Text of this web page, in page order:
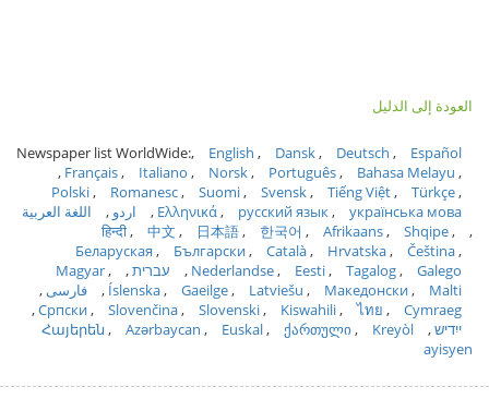
العودة إلى الدليل
Newspaper list WorldWide: English Dansk Deutsch
Español
Français
Italiano Norsk Português
Bahasa Melayu
Polski
Romanesc Suomi Svensk Tiếng Việt
Türkçe
Ελληνικά
русский язык українська мова اردو
اللغة العربية
हिन्दी
中文 日本語 한국어 Afrikaans
Shqipe
Беларуская
Български Català Hrvatska
Čeština
Nederlandse
Eesti Tagalog Galego עברית
Magyar
Íslenska
Gaeilge Latviešu Македонски Malti
فارسی
Српски
Slovenčina Slovenski Kiswahili ไทย
Cymraeg
ייִדיש
Հայերեն Azərbaycan Euskal ქართული
Kreyòl
ayisyen